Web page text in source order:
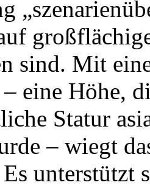
sind. Mit
eine Höhe,
Statur
– wiegt
unterstützt